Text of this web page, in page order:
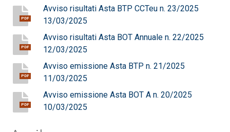
PDF
Avviso risultati Asta BTP CCTeu n. 23/2025
13/03/2025
PDF
Avviso risultati Asta BOT Annuale n. 22/2025
12/03/2025
PDF
Avviso emissione Asta BTP n. 21/2025
11/03/2025
PDF
Avviso emissione Asta BOT A n. 20/2025
10/03/2025